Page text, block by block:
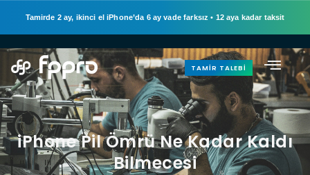
Tamirde 2 ay, ikinci el iPhone’da 6 ay vade farksız • 12 aya kadar taksit
TAMIR TALEBI
iPhone Pil Ömrü Ne Kadar Kaldı
Bilmecesi